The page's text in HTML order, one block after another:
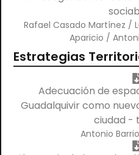
Rafael Casado Martínez /
Aparicio /
Estrategias
Adecuación de
Guadalquivir como
ciudad -
Antonio